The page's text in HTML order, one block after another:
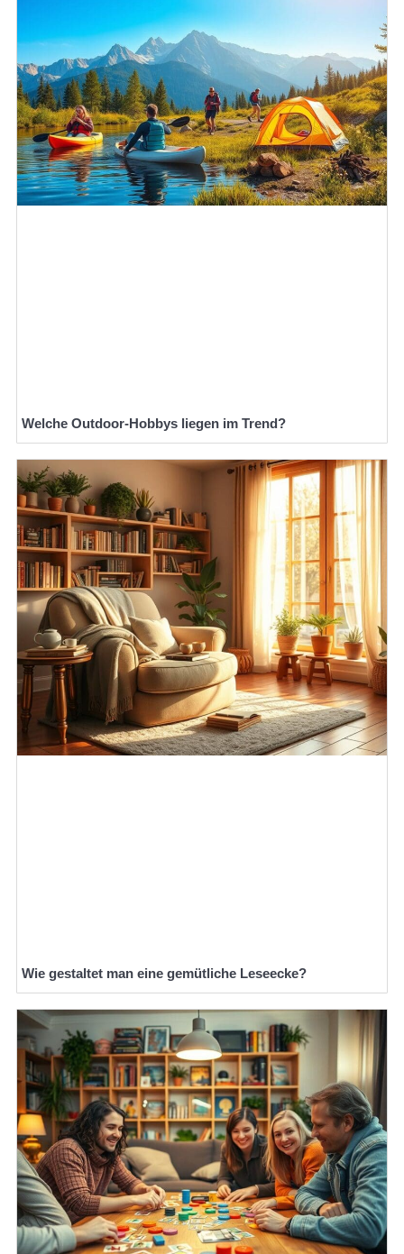
Welche Outdoor-Hobbys liegen im Trend?
Wie gestaltet man eine gemütliche Leseecke?